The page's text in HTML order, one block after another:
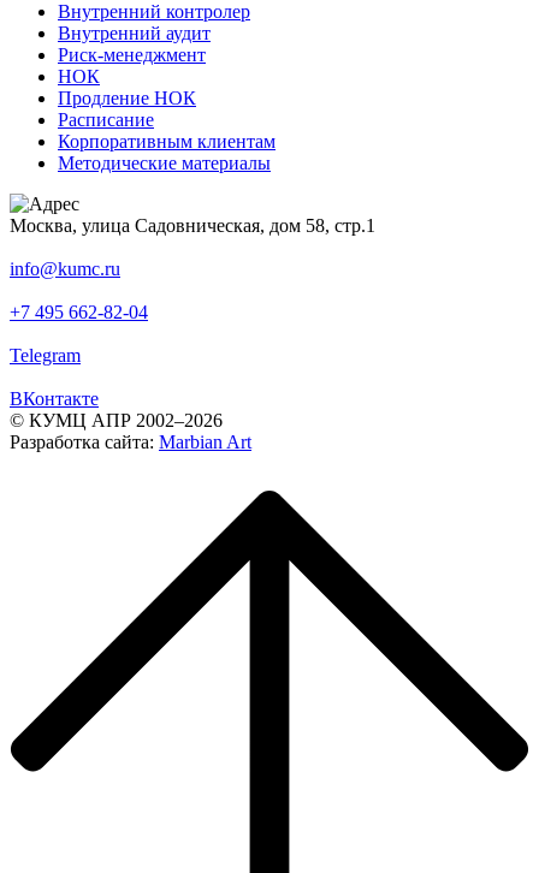
Внутренний контролер
Внутренний аудит
Риск-менеджмент
НОК
Продление НОК
Расписание
Корпоративным клиентам
Методические материалы
Москва, улица Садовническая, дом 58, стр.1
info@kumc.ru
+7 495 662-82-04
Telegram
ВКонтакте
© КУМЦ АПР 2002–2026
Разработка сайта: Marbian Art